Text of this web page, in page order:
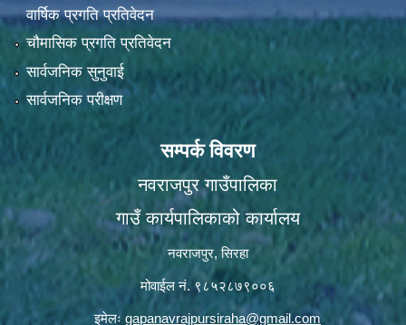
वार्षिक प्रगति प्रतिवेदन
चौमासिक प्रगति प्रतिवेदन
सार्वजनिक सुनुवाई
सार्वजनिक परीक्षण
सम्पर्क विवरण
नवराजपुर गाउँपालिका
गाउँ कार्यपालिकाको कार्यालय
नवराजपुर, सिरहा
मोवाईल नं. ९८५२८७९००६
इमेलः gapanavrajpursiraha@gmail.com